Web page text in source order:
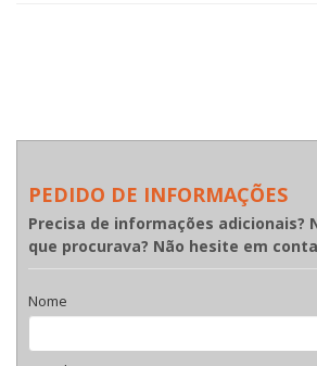
PEDIDO DE INFORMAÇÕES
Precisa de informações adicionais?
que procurava? Não hesite em
Nome